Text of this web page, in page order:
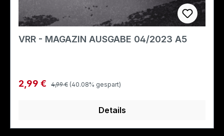
VRR - MAGAZIN AUSGABE 04/2023 A5
Verkaufspreis:
2,99 € Regulärer Preis:
4,99 € (40.08% gespart)
Details